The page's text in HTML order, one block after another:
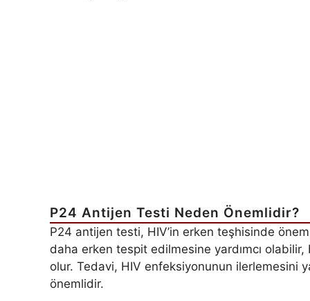
P24 Antijen Testi Neden Önemlidir?
P24 antijen testi, HIV’in erken teşhisinde
daha erken tespit edilmesine yardımcı
olur. Tedavi, HIV enfeksiyonunun ilerlemesini
önemlidir.